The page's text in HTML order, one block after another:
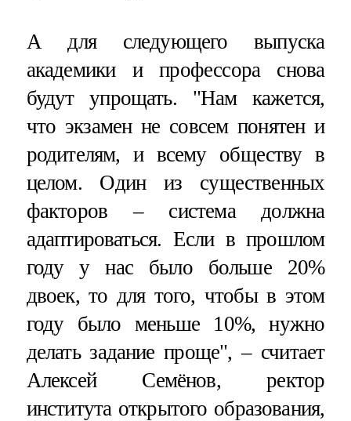
А для следующего выпуска
академики и профессора снова
будут упрощать. "Нам кажется,
что экзамен не совсем понятен и
родителям, и всему обществу в
целом. Один из существенных
факторов – система должна
адаптироваться. Если в прошлом
году у нас было больше 20%
двоек, то для того, чтобы в этом
году было меньше 10%, нужно
делать задание проще", – считает
Алексей Семёнов, ректор
института открытого образования,